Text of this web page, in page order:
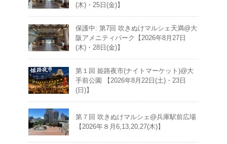
(木)・25日(金)】
保護中: 第7回 吹きぬけマルシェ天満@大
阪アメニティパーク【2026年8月27日
(木)・28日(金)】
第１回 姫路夜市(ナイトマーケット)@大
手前公園 【2026年8月22日(土)・23日
(日)】
第７回 吹きぬけマルシェ@兵庫駅前広場
【2026年８月6,13,20,27(木)】